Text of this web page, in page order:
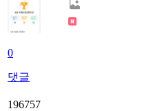
0
댓글
196757